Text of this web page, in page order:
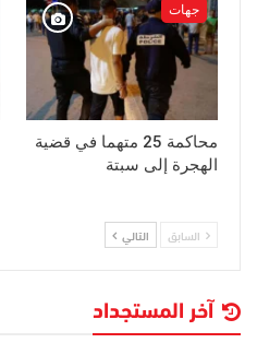
جهات
محاكمة 25 متهما في قضية
الهجرة إلى سبتة
السابق التالي
آخر المستجداد